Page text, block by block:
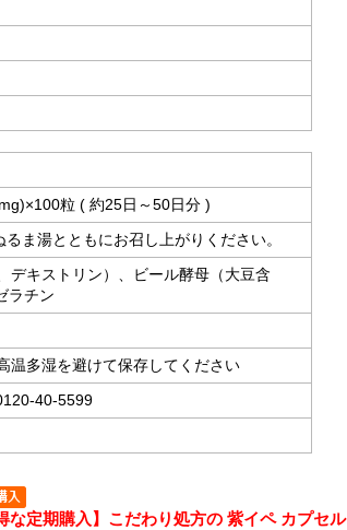
粒 ( 約25日～50日分 )
ま湯とともにお召し上がりください。
デキストリン）、ビール酵母（大豆含
ラチン
温多湿を避けて保存してください
40-5599
な定期購入】こだわり処方の 紫イペ カプセル